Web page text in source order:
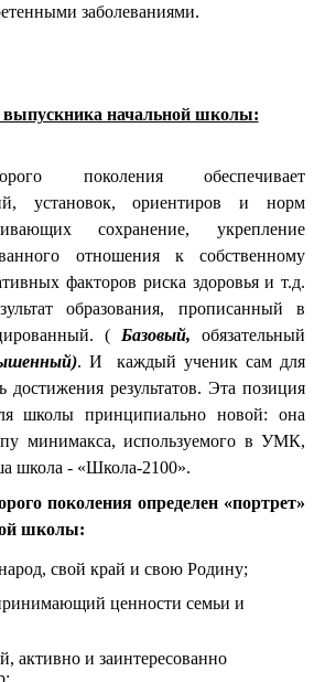
заболеваниями.
начальной школы:
поколения обеспечивает
установок, ориентиров и норм
сохранение, укрепление
отношения к собственному
факторов риска здоровья и т.д.
образования, прописанный в
( Базовый, обязательный
. И каждый ученик сам для
достижения результатов. Эта позиция
школы принципиально новой: она
минимакса, используемого в УМК,
школа - «Школа-2100».
поколения определен «портрет»
школы:
свой край и свою Родину;
ценности семьи и
активно и заинтересованно